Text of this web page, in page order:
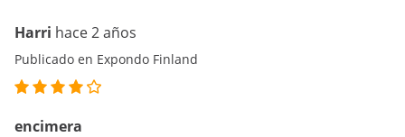
Harri hace 2 años
Publicado en Expondo Finland
encimera